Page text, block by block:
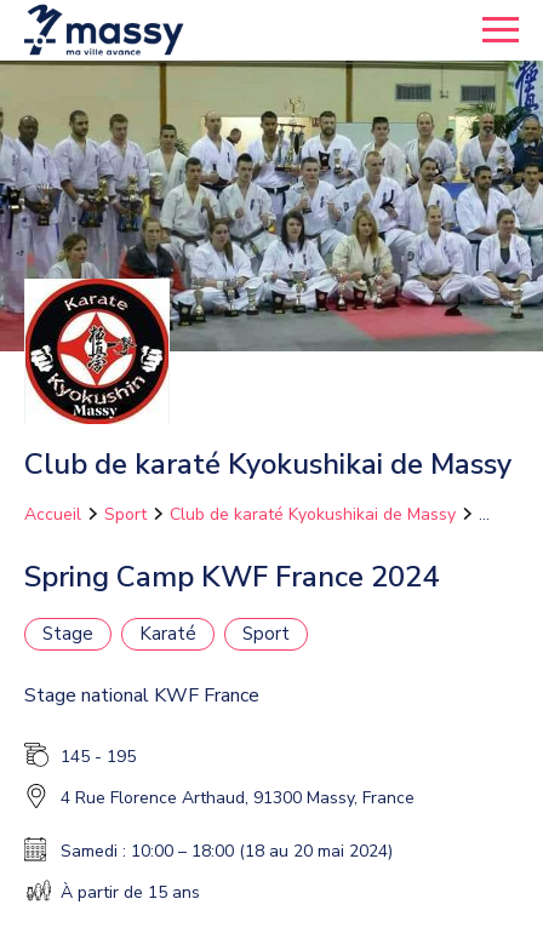
Club de karaté Kyokushikai de Massy
Accueil Sport
Club de karaté Kyokushikai de Massy
Spring Camp KWF France 2024
Stage Karaté Sport
Stage national KWF France
145 - 195
4 Rue Florence Arthaud, 91300 Massy, France
Samedi : 10:00 – 18:00 (18 au 20 mai 2024)
À partir de 15 ans